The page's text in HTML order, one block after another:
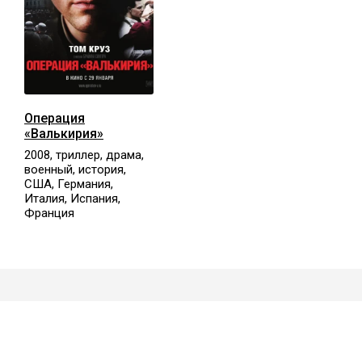
Операция
«Валькирия»
2008, триллер, драма,
военный, история,
США, Германия,
Италия, Испания,
Франция